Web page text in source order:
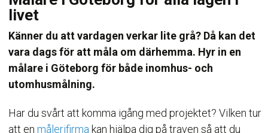
livet
Känner du att vardagen verkar lite grå? Då kan det
vara dags för att måla om därhemma. Hyr in en
målare i Göteborg för både inomhus- och
utomhusmålning.
Har du svårt att komma igång med projektet? Vilken tur
att enmålerifirma kan hjälpa dig på traven så att du